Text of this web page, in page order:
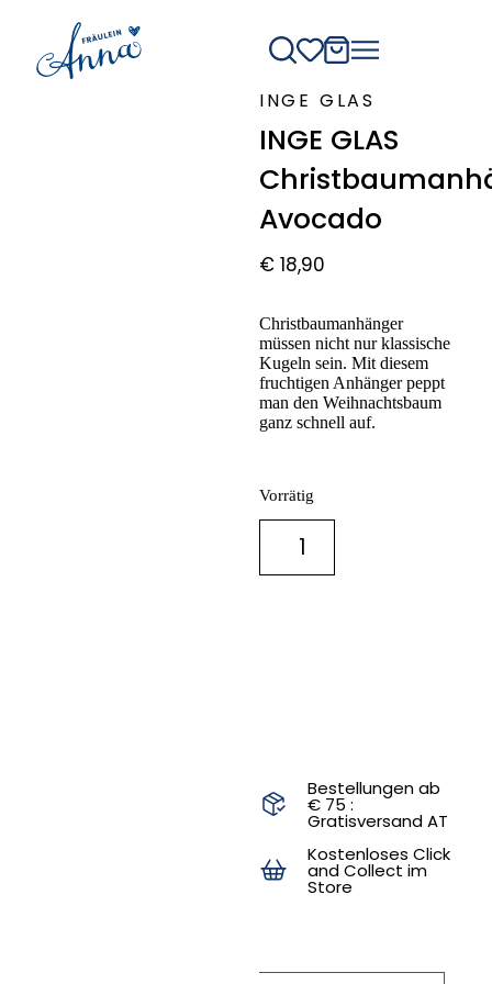
INGE GLAS
INGE GLAS
Avocado
€18,90
Christbaumanhänger
müssen nicht nur klassische
Kugeln sein. Mit diesem
fruchtigen Anhänger peppt
man den Weihnachtsbaum
ganz schnell auf.
Vorrätig
Bestellungen ab
€ 75 :
Gratisversand AT
Kostenloses Click
and Collect im
Store